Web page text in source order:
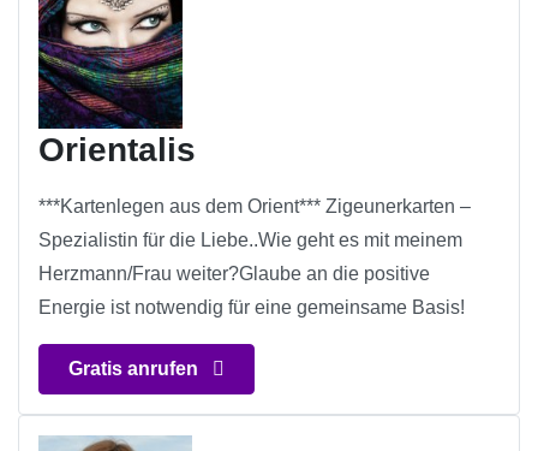
Orientalis
***Kartenlegen aus dem Orient*** Zigeunerkarten –
Spezialistin für die Liebe..Wie geht es mit meinem
Herzmann/Frau weiter?Glaube an die positive
Energie ist notwendig für eine gemeinsame Basis!
Gratis anrufen